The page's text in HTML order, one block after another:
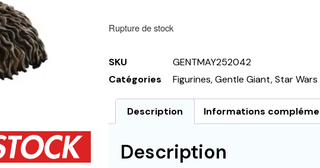
Rupture de stock
SKU
GENTMAY252042
Catégories
Figurines,Gentle Giant,Star Wars
Description Informations
Description